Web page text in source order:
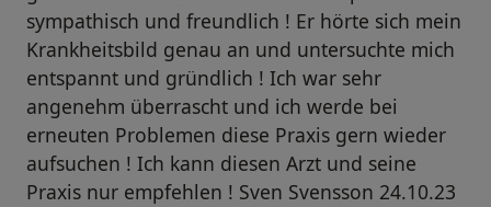
sympathisch und freundlich ! Er hörte sich mein
Krankheitsbild genau an und untersuchte mich
entspannt und gründlich ! Ich war sehr
angenehm überrascht und ich werde bei
erneuten Problemen diese Praxis gern wieder
aufsuchen ! Ich kann diesen Arzt und seine
Praxis nur empfehlen ! Sven Svensson 24.10.23